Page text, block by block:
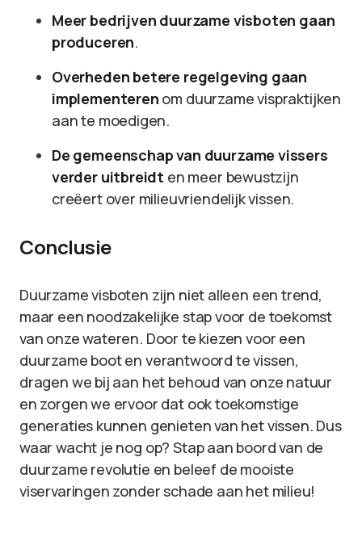
Meer bedrijven duurzame visboten gaan
produceren.
Overheden betere regelgeving gaan
implementeren om duurzame vispraktijken
aan te moedigen.
De gemeenschap van duurzame vissers
verder uitbreidt en meer bewustzijn
creëert over milieuvriendelijk vissen.
Conclusie
Duurzame visboten zijn niet alleen een trend,
maar een noodzakelijke stap voor de toekomst
van onze wateren. Door te kiezen voor een
duurzame boot en verantwoord te vissen,
dragen we bij aan het behoud van onze natuur
en zorgen we ervoor dat ook toekomstige
generaties kunnen genieten van het vissen. Dus
waar wacht je nog op? Stap aan boord van de
duurzame revolutie en beleef de mooiste
viservaringen zonder schade aan het milieu!